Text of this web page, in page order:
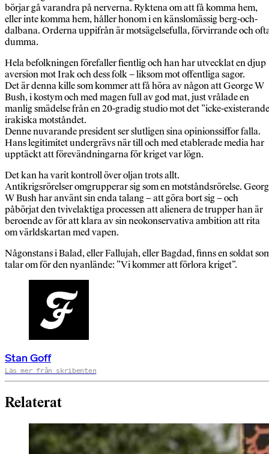
börjar gå varandra på nerverna. Ryktena om att få komma hem,
eller inte komma hem, håller honom i en känslomässig berg-och-
dalbana. Orderna uppifrån är motsägelsefulla, förvirrande och
dumma.
Hela befolkningen förefaller fientlig och han har utvecklat en djup
aversion mot Irak och dess folk – liksom mot offentliga sagor.
Det är denna kille som kommer att få höra av någon att George W
Bush, i kostym och med magen full av god mat, just vrålade en
manlig smädelse från en 20-gradig studio mot det ”icke-
irakiska motståndet.
Denne nuvarande president ser slutligen sina opinionssiffor falla.
Hans legitimitet undergrävs när till och med etablerade media har
upptäckt att förevändningarna för kriget var lögn.
Det kan ha varit kontroll över oljan trots allt.
Antikrigsrörelser omgrupperar sig som en motståndsrörelse.
W Bush har använt sin enda talang – att göra bort sig – och
påbörjat den tvivelaktiga processen att alienera de trupper han är
beroende av för att klara av sin neokonservativa ambition att rita
om världskartan med vapen.
Någonstans i Balad, eller Fallujah, eller Bagdad, finns en soldat
talar om för den nyanlände: ”Vi kommer att förlora kriget”.
Stan Goff
Läs mer från skribenten
Relaterat